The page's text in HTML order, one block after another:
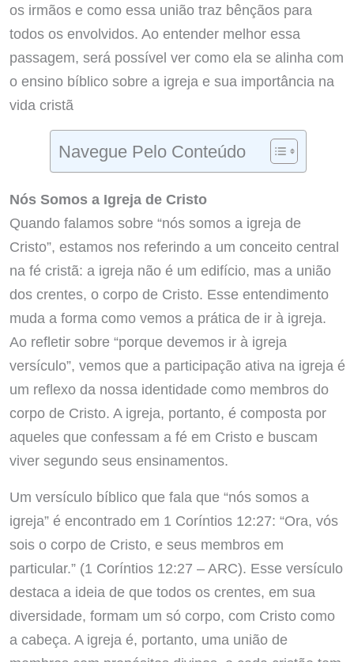
os irmãos e como essa união traz bênçãos para
todos os envolvidos. Ao entender melhor essa
passagem, será possível ver como ela se alinha com
o ensino bíblico sobre a igreja e sua importância na
vida cristã
Navegue Pelo Conteúdo
Nós Somos a Igreja de Cristo
Quando falamos sobre “nós somos a igreja de
Cristo”, estamos nos referindo a um conceito central
na fé cristã: a igreja não é um edifício, mas a união
dos crentes, o corpo de Cristo. Esse entendimento
muda a forma como vemos a prática de ir à igreja.
Ao refletir sobre “porque devemos ir à igreja
versículo”, vemos que a participação ativa na igreja é
um reflexo da nossa identidade como membros do
corpo de Cristo. A igreja, portanto, é composta por
aqueles que confessam a fé em Cristo e buscam
viver segundo seus ensinamentos.
Um versículo bíblico que fala que “nós somos a
igreja” é encontrado em 1 Coríntios 12:27: “Ora, vós
sois o corpo de Cristo, e seus membros em
particular.” (1 Coríntios 12:27 – ARC). Esse versículo
destaca a ideia de que todos os crentes, em sua
diversidade, formam um só corpo, com Cristo como
a cabeça. A igreja é, portanto, uma união de